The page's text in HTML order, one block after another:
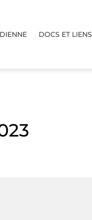
DOCS ET LIENS